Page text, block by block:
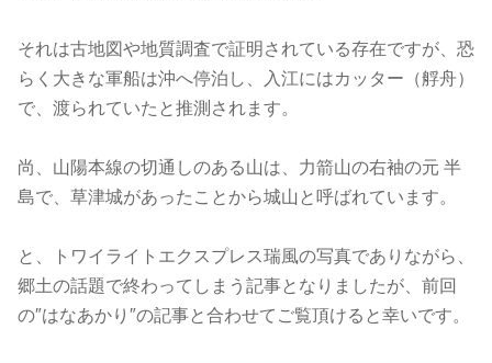
それは古地図や地質調査で証明されている存在ですが、恐
らく大きな軍船は沖へ停泊し、入江にはカッター（艀舟）
で、渡られていたと推測されます。
尚、山陽本線の切通しのある山は、力箭山の右袖の元 半
島で、草津城があったことから城山と呼ばれています。
と、トワイライトエクスプレス瑞風の写真でありながら、
郷土の話題で終わってしまう記事となりましたが、前回
の″はなあかり″の記事と合わせてご覧頂けると幸いです。